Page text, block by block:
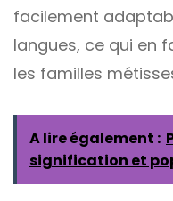
facilement
langues, ce qui en
les familles
A lire également :
signification et